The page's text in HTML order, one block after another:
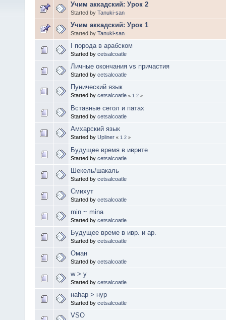
Учим аккадский: Урок 2
Started by Tanuki-san
Учим аккадский: Урок 1
Started by Tanuki-san
I порода в арабском
Started by cetsalcoatle
Личные окончания vs причастия
Started by cetsalcoatle
Пунический язык
Started by cetsalcoatle « 1 2 »
Вставные сегол и патах
Started by cetsalcoatle
Амхарский язык
Started by Upliner « 1 2 »
Будущее время в иврите
Started by cetsalcoatle
Шекель/шакаль
Started by cetsalcoatle
Смихут
Started by cetsalcoatle
min ~ mina
Started by cetsalcoatle
Будущее време в ивр. и ар.
Started by cetsalcoatle
Оман
Started by cetsalcoatle
w > y
Started by cetsalcoatle
наhaр > нур
Started by cetsalcoatle
VSO